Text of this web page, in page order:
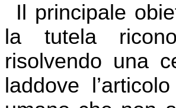
Il principale
la tutela
risolvendo una
laddove